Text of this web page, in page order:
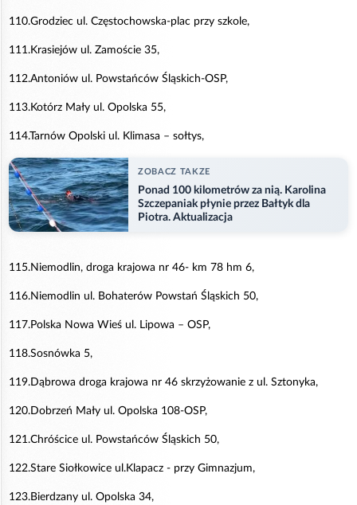
110.Grodziec ul. Częstochowska-plac przy szkole,
111.Krasiejów ul. Zamoście 35,
112.Antoniów ul. Powstańców Śląskich-OSP,
113.Kotórz Mały ul. Opolska 55,
114.Tarnów Opolski ul. Klimasa – sołtys,
ZOBACZ TAKZE
Ponad 100 kilometrów za nią. Karolina
Szczepaniak płynie przez Bałtyk dla
Piotra. Aktualizacja
115.Niemodlin, droga krajowa nr 46- km 78 hm 6,
116.Niemodlin ul. Bohaterów Powstań Śląskich 50,
117.Polska Nowa Wieś ul. Lipowa – OSP,
118.Sosnówka 5,
119.Dąbrowa droga krajowa nr 46 skrzyżowanie z ul. Sztonyka,
120.Dobrzeń Mały ul. Opolska 108-OSP,
121.Chróścice ul. Powstańców Śląskich 50,
122.Stare Siołkowice ul.Klapacz - przy Gimnazjum,
123.Bierdzany ul. Opolska 34,